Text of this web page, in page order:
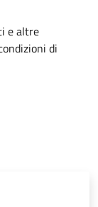
e altre
di